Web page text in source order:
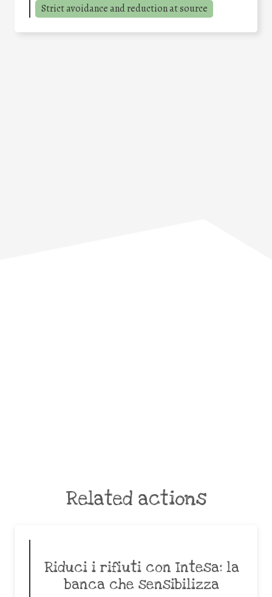
Strict avoidance and reduction at source
Related actions
Riduci i rifiuti con Intesa: la
banca che sensibilizza